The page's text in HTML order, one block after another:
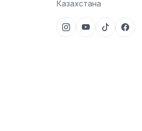
Казахстана